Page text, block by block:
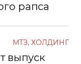
рапса
МТЗ, ХОЛДИНГ
выпуск